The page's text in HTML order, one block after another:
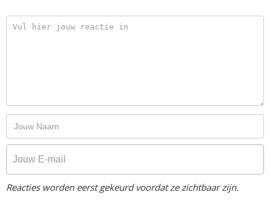
Reacties worden eerst gekeurd voordat ze zichtbaar zijn.